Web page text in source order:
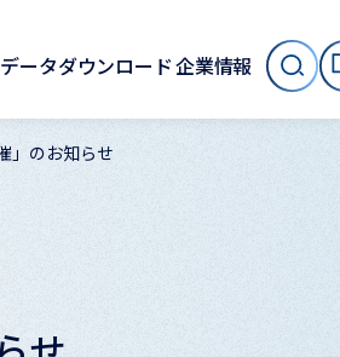
データダウンロード企業情報
」のお知らせ